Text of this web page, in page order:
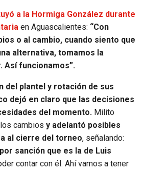
a la Hormiga González durante
en Aguascalientes: “Con
o al cambio, cuando siento que
alternativa, tomamos la
Así funcionamos”.
del plantel y rotación de sus
dejó en claro que las decisiones
del momento. Milito
cambios y adelantó posibles
al cierre del torneo, señalando:
sanción que es la de Luis
contar con él. Ahí vamos a tener